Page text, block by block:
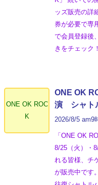
ッズ販売の詳
券が必要で専
で会員登録後
きをチェック！
ONE OK ROC
K
ONE OK
演 シャト
2026/8/5 am9
「ONE OK
8/25（火）・
れる皆様、チ
が販売中です